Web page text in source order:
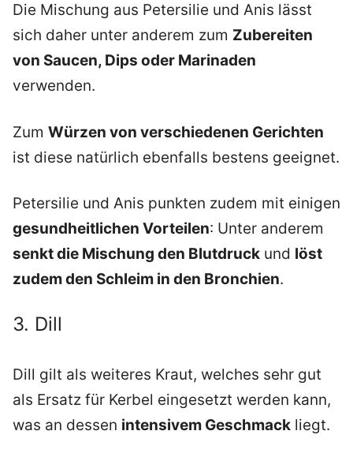
Die Mischung aus Petersilie und Anis lässt
sich daher unter anderem zum Zubereiten
von Saucen, Dips oder Marinaden
verwenden.
Zum Würzen von verschiedenen Gerichten
ist diese natürlich ebenfalls bestens geeignet.
Petersilie und Anis punkten zudem mit einigen
gesundheitlichen Vorteilen: Unter anderem
senkt die Mischung den Blutdruck und löst
zudem den Schleim in den Bronchien.
3. Dill
Dill gilt als weiteres Kraut, welches sehr gut
als Ersatz für Kerbel eingesetzt werden kann,
was an dessen intensivem Geschmack liegt.